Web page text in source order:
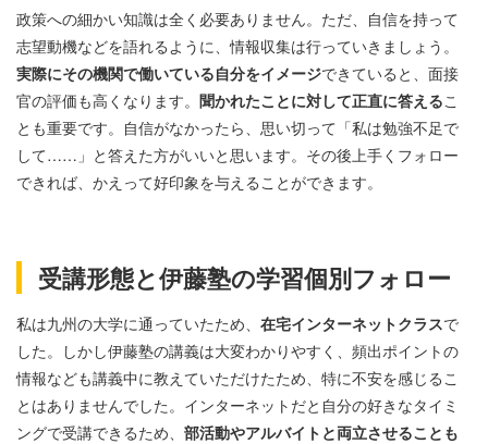
政策への細かい知識は全く必要ありません。ただ、自信を持って
志望動機などを語れるように、情報収集は行っていきましょう。
実際にその機関で働いている自分をイメージできていると、面接
官の評価も高くなります。 聞かれたことに対して正直に答えるこ
とも重要です。自信がなかったら、思い切って「私は勉強不足で
して……」と答えた方がいいと思います。その後上手くフォロー
できれば、かえって好印象を与えることができます。
受講形態と伊藤塾の学習個別フォロー
私は九州の大学に通っていたため、 在宅インターネットクラスで
した。しかし伊藤塾の講義は大変わかりやすく、頻出ポイントの
情報なども講義中に教えていただけたため、特に不安を感じるこ
とはありませんでした。インターネットだと自分の好きなタイミ
ングで受講できるため、 部活動やアルバイトと両立させることも